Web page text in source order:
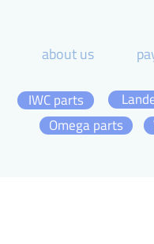
about us
Omega parts
IWC parts